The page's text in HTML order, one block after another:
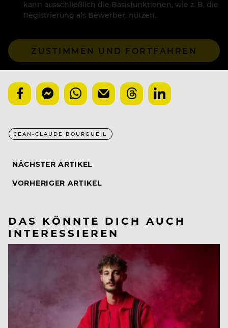
kann ausschließlich die Basisfunktionen, wie z. B. die
Registrierung als Bewerber, nutzen.
ZUSTIMMEN UND FORTFAHREN
JEAN-CLAUDE BOURGUEIL
NÄCHSTER ARTIKEL
VORHERIGER ARTIKEL
DAS KÖNNTE DICH AUCH
INTERESSIEREN